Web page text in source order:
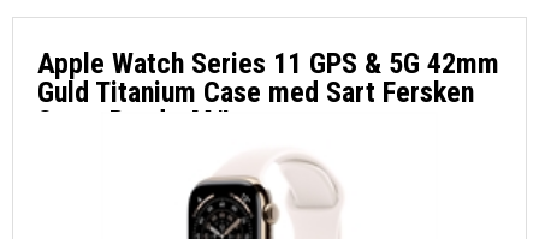
Apple Watch Series 11 GPS & 5G 42mm
Guld Titanium Case med Sart Fersken
Sport Band - M/L